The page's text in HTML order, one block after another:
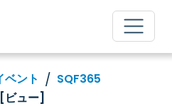
ベント
SQF365
[ビュー]